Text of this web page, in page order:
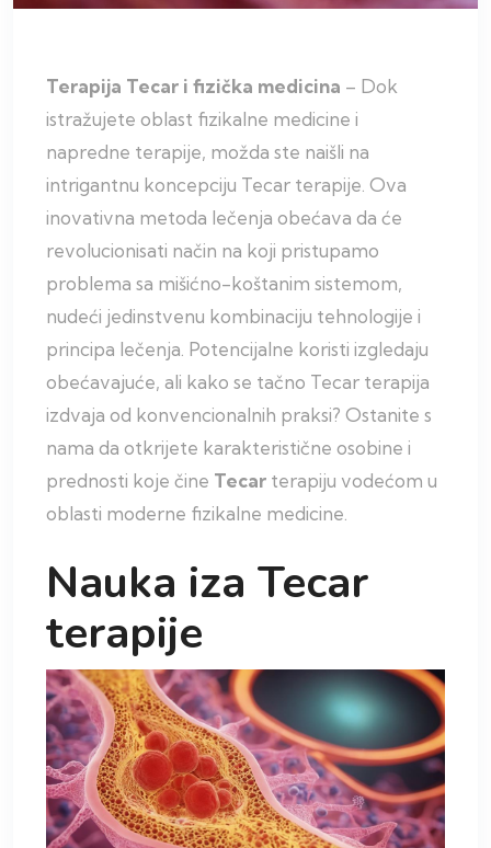
Terapija Tecar i fizička medicina – Dok
istražujete oblast fizikalne medicine i
napredne terapije, možda ste naišli na
intrigantnu koncepciju Tecar terapije. Ova
inovativna metoda lečenja obećava da će
revolucionisati način na koji pristupamo
problema sa mišićno-koštanim sistemom,
nudeći jedinstvenu kombinaciju tehnologije i
principa lečenja. Potencijalne koristi izgledaju
obećavajuće, ali kako se tačno Tecar terapija
izdvaja od konvencionalnih praksi? Ostanite s
nama da otkrijete karakteristične osobine i
prednosti koje čine Tecar terapiju vodećom u
oblasti moderne fizikalne medicine.
Nauka iza Tecar
terapije